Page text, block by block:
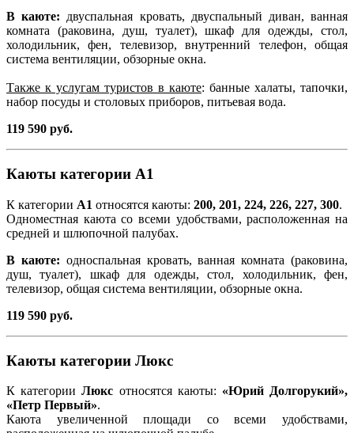
В каюте: двуспальная кровать, двуспальный диван, ванная
комната (раковина, душ, туалет), шкаф для одежды, стол,
холодильник, фен, телевизор, внутренний телефон, общая
система вентиляции, обзорные окна.
Также к услугам туристов в каюте: банные халаты, тапочки,
набор посуды и столовых приборов, питьевая вода.
119 590 руб.
Каюты категории А1
К категории А1 относятся каюты: 200, 201, 224, 226, 227, 300.
Одноместная каюта со всеми удобствами, расположенная на
средней и шлюпочной палубах.
В каюте: односпальная кровать, ванная комната (раковина,
душ, туалет), шкаф для одежды, стол, холодильник, фен,
телевизор, общая система вентиляции, обзорные окна.
119 590 руб.
Каюты категории Люкс
К категории Люкс относятся каюты: «Юрий Долгорукий»,
«Петр Первый».
Каюта увеличенной площади со всеми удобствами,